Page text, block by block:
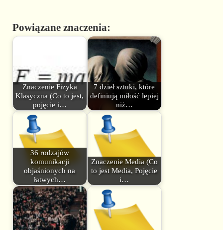
Powiązane znaczenia:
Znaczenie Fizyka
Klasyczna (Co to jest,
pojęcie i…
7 dzieł sztuki, które
definiują miłość lepiej
niż…
36 rodzajów
komunikacji
objaśnionych na
łatwych…
Znaczenie Media (Co
to jest Media, Pojęcie
i…